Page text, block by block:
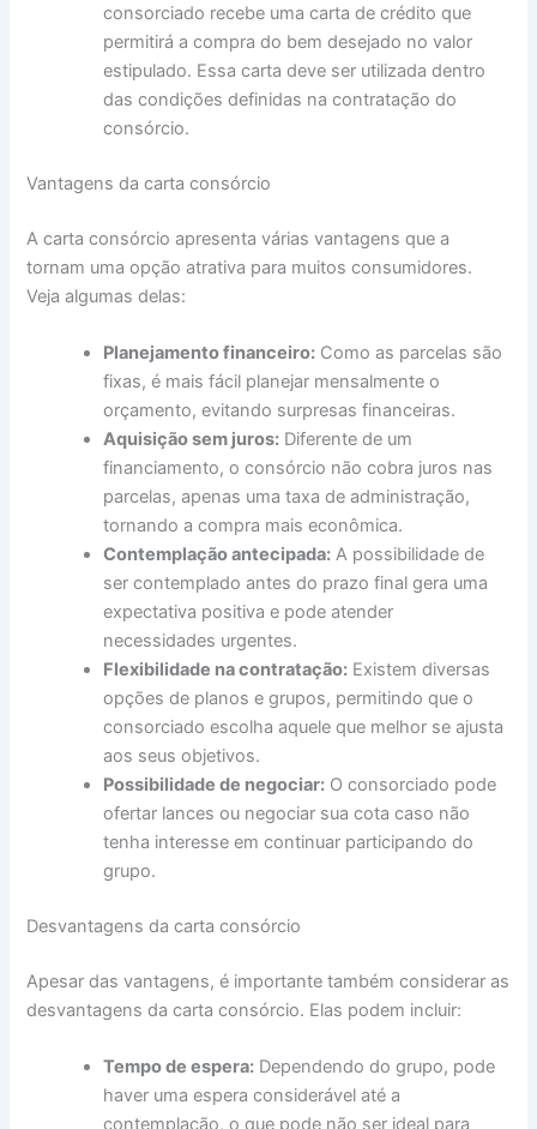
consorciado recebe uma carta de crédito que
permitirá a compra do bem desejado no valor
estipulado. Essa carta deve ser utilizada dentro
das condições definidas na contratação do
consórcio.
Vantagens da carta consórcio
A carta consórcio apresenta várias vantagens que a
tornam uma opção atrativa para muitos consumidores.
Veja algumas delas:
Planejamento financeiro: Como as parcelas são
fixas, é mais fácil planejar mensalmente o
orçamento, evitando surpresas financeiras.
Aquisição sem juros: Diferente de um
financiamento, o consórcio não cobra juros nas
parcelas, apenas uma taxa de administração,
tornando a compra mais econômica.
Contemplação antecipada: A possibilidade de
ser contemplado antes do prazo final gera uma
expectativa positiva e pode atender
necessidades urgentes.
Flexibilidade na contratação: Existem diversas
opções de planos e grupos, permitindo que o
consorciado escolha aquele que melhor se ajusta
aos seus objetivos.
Possibilidade de negociar: O consorciado pode
ofertar lances ou negociar sua cota caso não
tenha interesse em continuar participando do
grupo.
Desvantagens da carta consórcio
Apesar das vantagens, é importante também considerar as
desvantagens da carta consórcio. Elas podem incluir:
Tempo de espera: Dependendo do grupo, pode
haver uma espera considerável até a
contemplação, o que pode não ser ideal para